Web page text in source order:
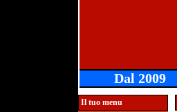
Dal 2009
Il tuo menu